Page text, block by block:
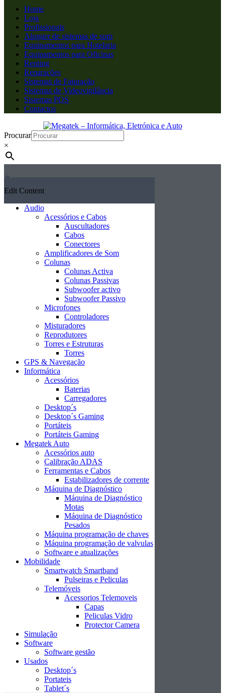
Home
Loja
Profissionais
Aluguer de sistemas de som
Equipamentos para Hotelaria
Equipamentos para Oficinas
Renting
Reparações
Sistemas de Faturação
Sistemas de Videovigilância
Sistemas POS
Contactos
Procurar
×
Edit Content
Audio
Acessórios e Cabos
Auscultadores
Cabos
Conectores
Amplificadores de Som
Colunas
Colunas Activa
Colunas Passivas
Subwoofer activo
Subwoofer Passivo
Microfones
Controladores
Misturadores
Reprodutores
Torres e Estruturas
Torres
GPS & Navegação
Informática
Acessórios
Baterias
Carregadores
Desktop´s
Desktop´s Gaming
Portáteis
Portáteis Gaming
Megatek Auto
Acessórios auto
Calibração ADAS
Ferramentas e Cabos
Estabilizadores de corrente
Máquina de Diagnóstico
Máquina de Diagnóstico
Motas
Máquina de Diagnóstico
Pesados
Máquina programação de chaves
Máquina programação de valvulas
Software e atualizações
Mobilidade
Smartwatch Smartband
Pulseiras e Peliculas
Telemóveis
Acessorios Telemoveis
Capas
Peliculas Vidro
Protector Camera
Simulação
Software
Software gestão
Usados
Desktop´s
Portateis
Tablet´s